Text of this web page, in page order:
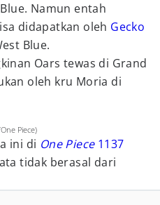
Namun entah
didapatkan oleh Gecko
Blue.
Oars tewas di Grand
oleh kru Moria di
Piece)
ini di One Piece 1137
tidak berasal dari